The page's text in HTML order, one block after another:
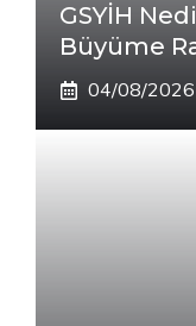
GSYİH
Büyüme
04/08/2026